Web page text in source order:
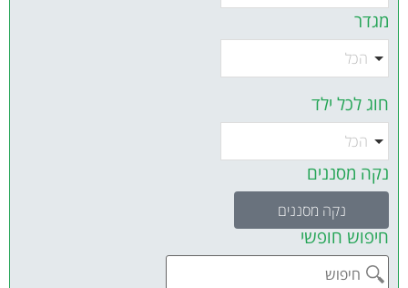
מגדר
הכל
חוג לכל ילד
הכל
נקה מסננים
נקה מסננים
חיפוש חופשי